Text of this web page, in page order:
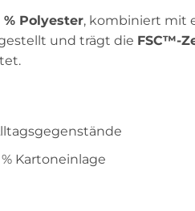
Polyester, kombiniert mit
und trägt die FSC™-
Kartoneinlage